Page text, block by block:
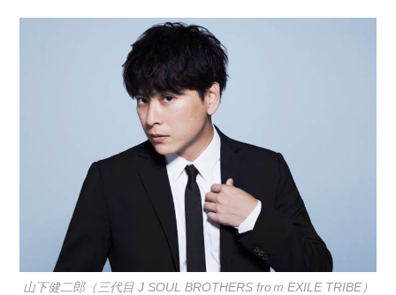
山下健二郎（三代目 J SOUL BROTHERS froｍ EXILE TRIBE）